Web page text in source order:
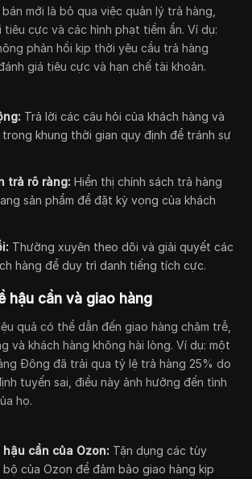
mới là bỏ qua việc quản lý trả hàng,
tiêu cực và các hình phạt tiềm ẩn. Ví dụ:
phản hồi kịp thời yêu cầu trả hàng
giá tiêu cực và hạn chế tài khoản.
Trả lời các câu hỏi của khách hàng và
khung thời gian quy định để tránh sự
trả rõ ràng: Hiển thị chính sách trả hàng
sản phẩm để đặt kỳ vọng của khách
Thường xuyên theo dõi và giải quyết các
hàng để duy trì danh tiếng tích cực.
hậu cần và giao hàng
quả có thể dẫn đến giao hàng chậm trễ,
và khách hàng không hài lòng. Ví dụ: một
Đông đã trải qua tỷ lệ trả hàng 25% do
tuyến sai, điều này ảnh hưởng đến tình
họ.
cần của Ozon: Tận dụng các tùy
của Ozon để đảm bảo giao hàng kịp